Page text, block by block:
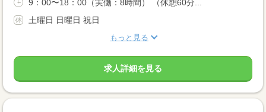
9：00〜18：00（実働：8時間） （休憩60分...
土曜日 日曜日 祝日
もっと見る
求人詳細を見る